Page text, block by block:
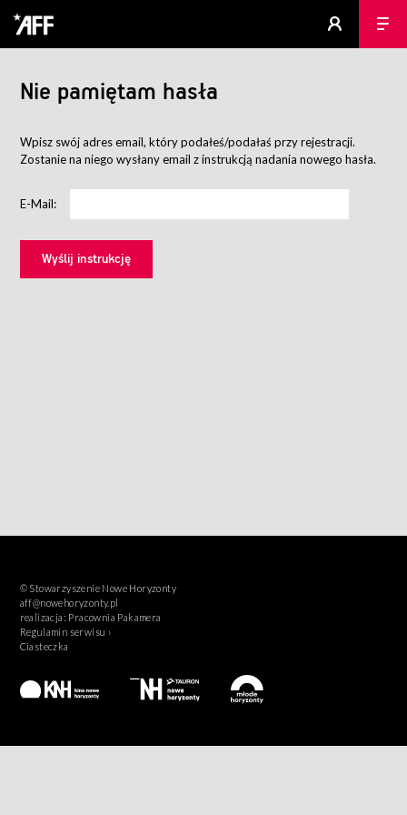
Nie pamiętam hasła
Wpisz swój adres email, który podałeś/podałaś przy rejestracji.
Zostanie na niego wysłany email z instrukcją nadania nowego hasła.
E-Mail:
© Stowarzyszenie Nowe Horyzonty
aff@nowehoryzonty.pl
realizacja: Pracownia Pakamera
Regulamin serwisu ›
Ciasteczka